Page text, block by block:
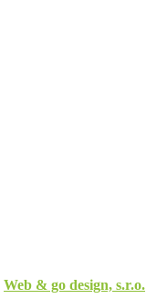
Web & go design, s.r.o.